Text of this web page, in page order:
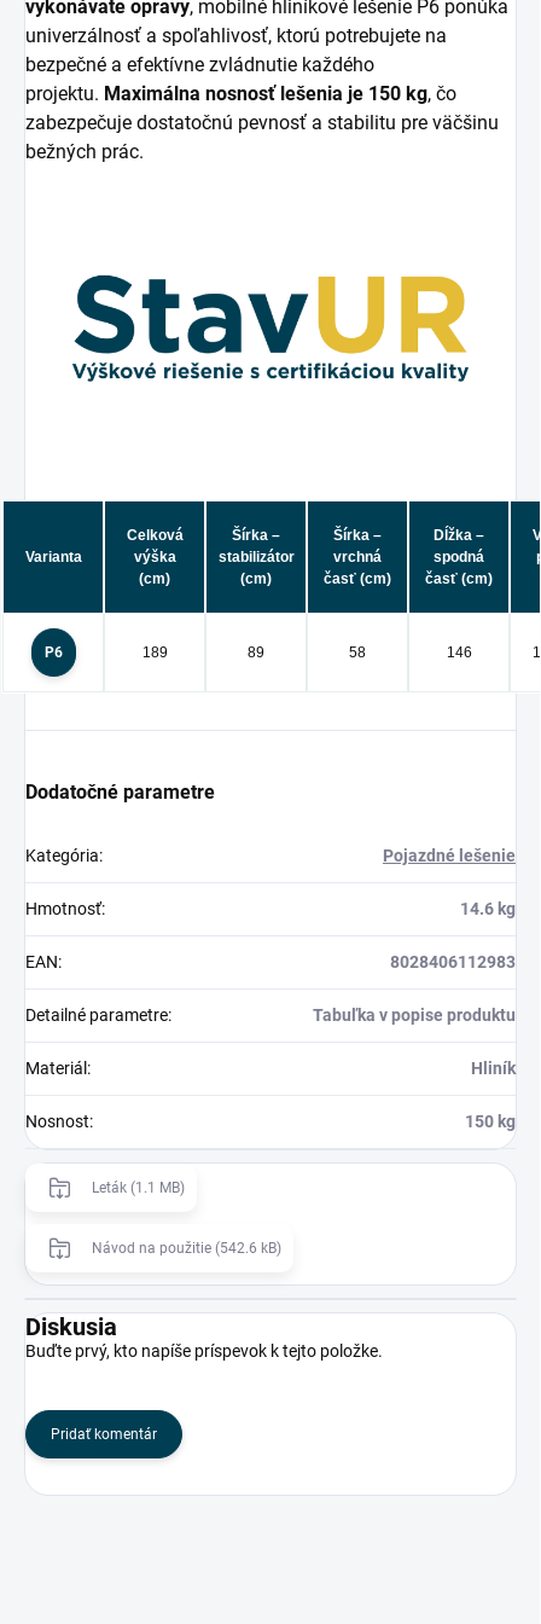
vykonávate opravy, mobilné hliníkové lešenie P6 ponúka
univerzálnosť a spoľahlivosť, ktorú potrebujete na
bezpečné a efektívne zvládnutie každého
projektu. Maximálna nosnosť lešenia je 150 kg, čo
zabezpečuje dostatočnú pevnosť a stabilitu pre väčšinu
bežných prác.
Varianta
Celková
výška
(cm)
Šírka –
stabilizátor
(cm)
Šírka –
vrchná
časť (cm)
Dĺžka –
spodná
časť (cm)
P6 189 89 58 146
Dodatočné parametre
Kategória: Pojazdné lešenie
Hmotnosť: 14.6 kg
EAN: 8028406112983
Detailné parametre: Tabuľka v popise produktu
Materiál : Hliník
Nosnost: 150 kg
Leták (1.1 MB)
Návod na použitie (542.6 kB)
Diskusia
Buďte prvý, kto napíše príspevok k tejto položke.
Pridať komentár